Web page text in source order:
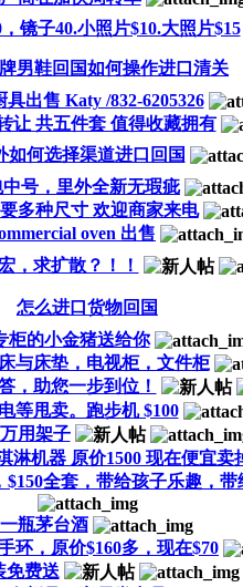
镜子40.小照片$10.大照片$15
男鞋回国如何操作进口清关
出售 Katy /832-6205326
让 共五件套 值得收藏拥有
如何选择渠道进口回国
号，里外全新无瑕疵
多种尺寸 欢迎商家来电
oven 出售
，求扩散？！！
怎么进口货物回国
柜的小金猪送给你️
与床垫，电视柜，文件柜
，助您一步到位！
等甩卖。跑步机 $100
用架子
淋机器 原价1500 现在便宜卖
$150全套，带给孩子乐趣，
瓶茅台酒
环，原价$160多，现在$70
免费送